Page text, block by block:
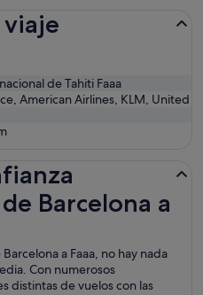
de Tahiti Faaa
American Airlines, KLM, United
Barcelona a
a Faaa, no hay nada
Con numerosos
distintas de vuelos con las
a Faaa